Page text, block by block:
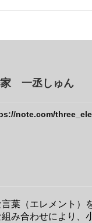
家 一丞しゅん
note.com/
葉（エレメント）
み合わせにより、